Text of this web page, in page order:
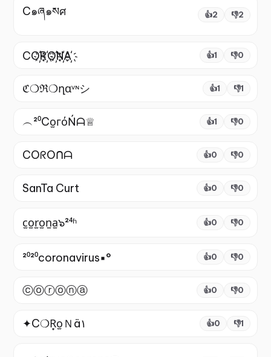
C๑ཞ๑སศ 👍2 👎2
CO҉R҉O҉N҉A҉ 👍1 👎0
ℭ❍ℜ❍ղɑᵛᶰシ 👍1 👎1
︵²⁰Co̫гόŃᗩ♕ 👍1 👎0
COᖇOᑎᗩ 👍0 👎0
SanTa Curt 👍0 👎0
c̫o̫r̫o̫n̫a̫๖²⁴ʱ 👍0 👎0
²⁰²⁰coronavirus▪︎° 👍0 👎0
ⓒⓞⓡⓞⓝⓐ 👍0 👎0
✦C❍R͙o̫Ｎä۱ 👍0 👎1